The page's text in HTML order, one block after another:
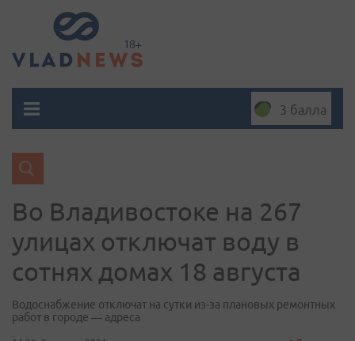
3 балла
Во Владивостоке на 267
улицах отключат воду в
сотнях домах 18 августа
Водоснабжение отключат на сутки из-за плановых ремонтных
работ в городе — адреса